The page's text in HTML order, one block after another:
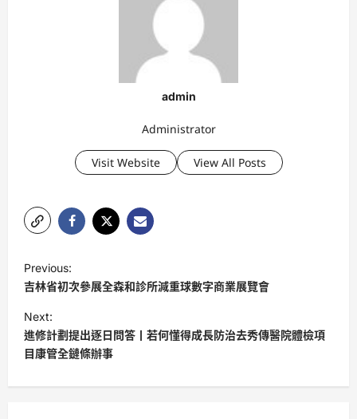
admin
Administrator
Visit Website View All Posts
o
s
t
n
a
Previous:
吉林省初次參展全森和診所減重球數字商業展覽會
Next:
進修計劃提出逐日問答丨若何懂得成長防治去秀傳醫院體檢項
目康管全鏈條辦事